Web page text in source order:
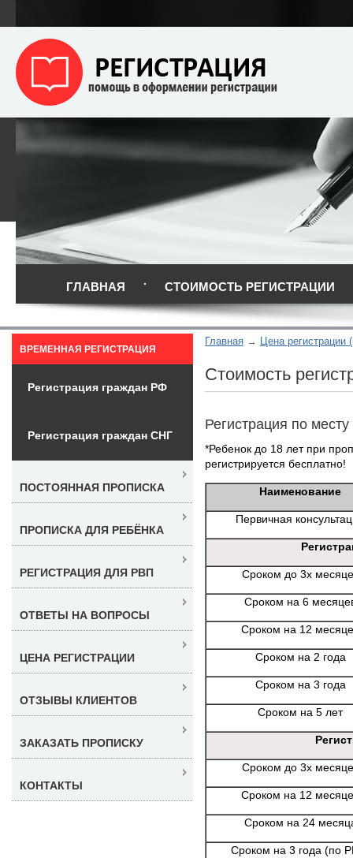
ГЛАВНАЯ СТОИМОСТЬ РЕГИСТРАЦИИ
Главная Цена
Стоимость
Регистрация по
*Ребенок до 18 лет при
регистрируется бесплатно!
Наименование
Первичная
Сроком до 3х
Сроком на 6
Сроком на 12
Сроком на 2 года
Сроком на 3 года
Сроком на 5 лет
Сроком до 3х
Сроком на 12
Сроком на 24
Сроком на 3 года (по
ВРЕМЕННАЯ РЕГИСТРАЦИЯ
Регистрация граждан РФ
Регистрация граждан СНГ
ПОСТОЯННАЯ ПРОПИСКА
ПРОПИСКА ДЛЯ РЕБЁНКА
РЕГИСТРАЦИЯ ДЛЯ РВП
ОТВЕТЫ НА ВОПРОСЫ
ЦЕНА РЕГИСТРАЦИИ
ОТЗЫВЫ КЛИЕНТОВ
ЗАКАЗАТЬ ПРОПИСКУ
КОНТАКТЫ